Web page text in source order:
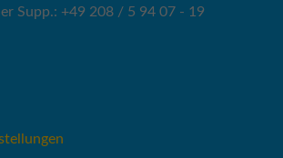
Supp.: +49 208 / 5 94 07 - 19